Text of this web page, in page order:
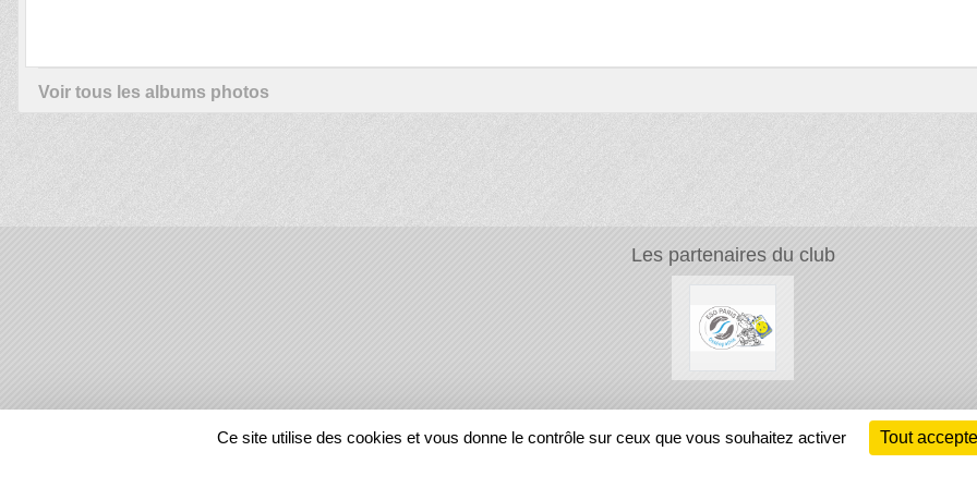
Voir tous les albums photos
Les partenaires du club
REGIONS
Ce site utilise des cookies et vous donne le contrôle sur ceux que vous souhaitez activer Tout